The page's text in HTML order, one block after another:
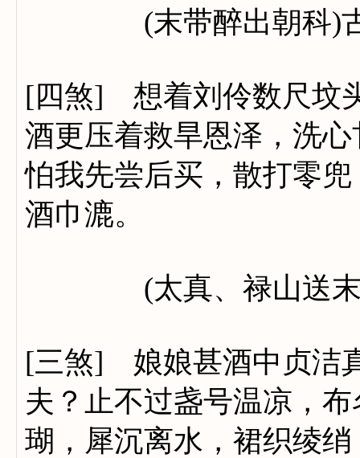
(末带醉出朝科)古
[四煞] 想着刘伶数尺坟
酒更压着救旱恩泽，洗
怕我先尝后买，散打零
酒巾漉。
(太真、禄山送末了
[三煞] 娘娘甚酒中贞洁
夫？止不过盏号温凉，
瑚，犀沉离水，裙织绫